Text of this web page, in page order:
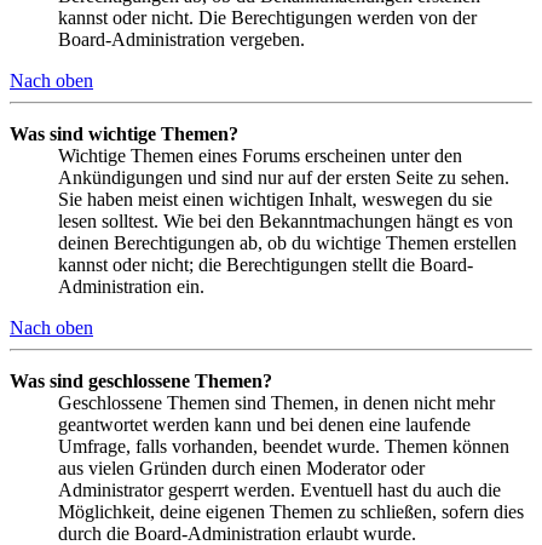
kannst oder nicht. Die Berechtigungen werden von der
Board-Administration vergeben.
Nach oben
Was sind wichtige Themen?
Wichtige Themen eines Forums erscheinen unter den
Ankündigungen und sind nur auf der ersten Seite zu sehen.
Sie haben meist einen wichtigen Inhalt, weswegen du sie
lesen solltest. Wie bei den Bekanntmachungen hängt es von
deinen Berechtigungen ab, ob du wichtige Themen erstellen
kannst oder nicht; die Berechtigungen stellt die Board-
Administration ein.
Nach oben
Was sind geschlossene Themen?
Geschlossene Themen sind Themen, in denen nicht mehr
geantwortet werden kann und bei denen eine laufende
Umfrage, falls vorhanden, beendet wurde. Themen können
aus vielen Gründen durch einen Moderator oder
Administrator gesperrt werden. Eventuell hast du auch die
Möglichkeit, deine eigenen Themen zu schließen, sofern dies
durch die Board-Administration erlaubt wurde.